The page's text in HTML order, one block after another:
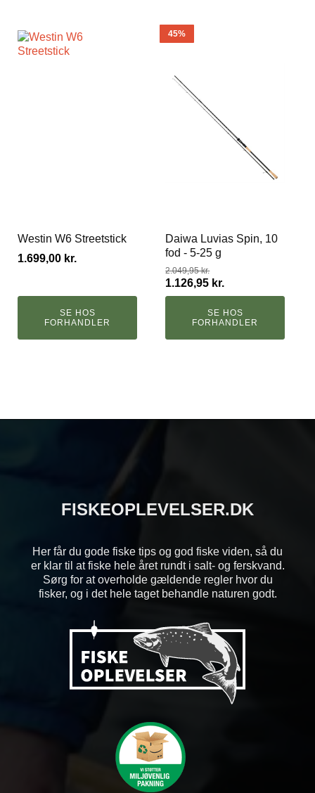
Westin W6 Streetstick
1.699,00 kr.
SE HOS
FORHANDLER
45%
Daiwa Luvias Spin, 10
fod - 5-25 g
2.049,95kr.
Den
oprindelige
var:
1.126,95 kr.
Den
er:
SE HOS
FORHANDLER
FISKEOPLEVELSER.DK
Her får du gode fiske tips og god fiske viden, så du
er klar til at fiske hele året rundt i salt- og ferskvand.
Sørg for at overholde gældende regler hvor du
fisker, og i det hele taget behandle naturen godt.